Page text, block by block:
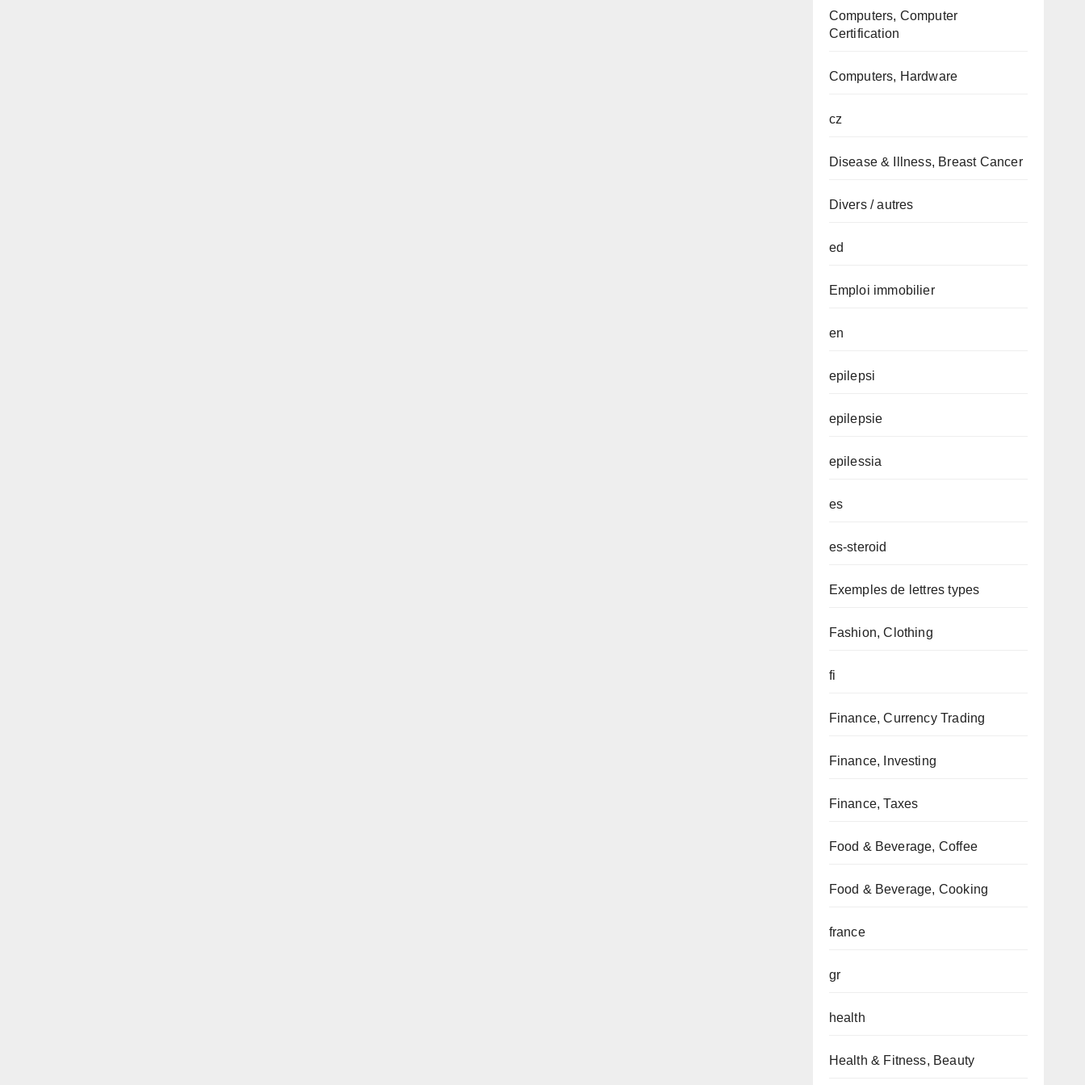
Computers, Computer
Certification
Computers, Hardware
cz
Disease & Illness, Breast Cancer
Divers / autres
ed
Emploi immobilier
en
epilepsi
epilepsie
epilessia
es
es-steroid
Exemples de lettres types
Fashion, Clothing
fi
Finance, Currency Trading
Finance, Investing
Finance, Taxes
Food & Beverage, Coffee
Food & Beverage, Cooking
france
gr
health
Health & Fitness, Beauty